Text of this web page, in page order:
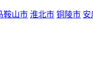
鞍山市 淮北市 铜陵市 安